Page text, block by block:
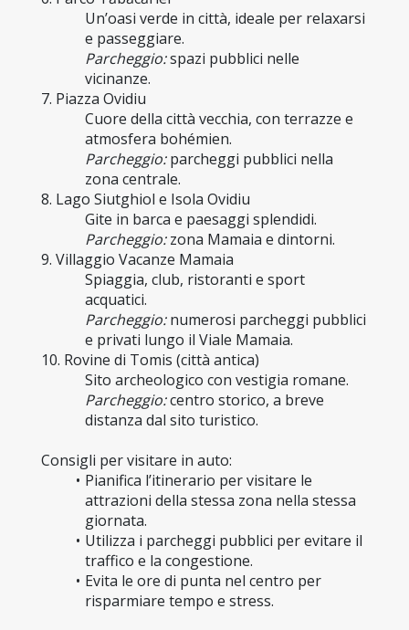
Un’oasi verde in città, ideale per relaxarsi
e passeggiare.
Parcheggio: spazi pubblici nelle
vicinanze.
7. Piazza Ovidiu
Cuore della città vecchia, con terrazze e
atmosfera bohémien.
Parcheggio: parcheggi pubblici nella
zona centrale.
8. Lago Siutghiol e Isola Ovidiu
Gite in barca e paesaggi splendidi.
Parcheggio: zona Mamaia e dintorni.
9. Villaggio Vacanze Mamaia
Spiaggia, club, ristoranti e sport
acquatici.
Parcheggio: numerosi parcheggi pubblici
e privati lungo il Viale Mamaia.
10. Rovine di Tomis (città antica)
Sito archeologico con vestigia romane.
Parcheggio: centro storico, a breve
distanza dal sito turistico.
Consigli per visitare in auto:
Pianifica l’itinerario per visitare le
attrazioni della stessa zona nella stessa
giornata.
Utilizza i parcheggi pubblici per evitare il
traffico e la congestione.
Evita le ore di punta nel centro per
risparmiare tempo e stress.